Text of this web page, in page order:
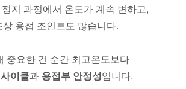
지 과정에서 온도가 계속 변하고,
상 용접 조인트도 많습니다.
중요한 건 순간 최고온도보다
이클과 용접부 안정성입니다.